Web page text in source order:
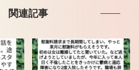
関連記事